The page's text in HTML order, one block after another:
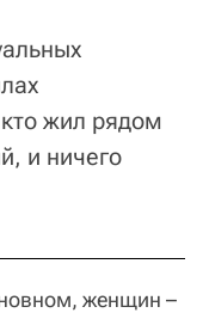
жил рядом
и ничего
женщин –